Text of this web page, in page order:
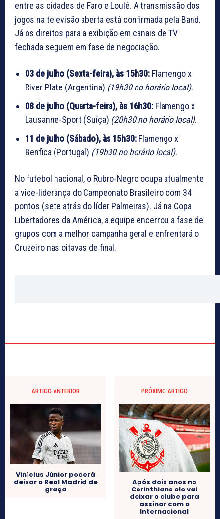
entre as cidades de Faro e Loulé. A transmissão dos
jogos na televisão aberta está confirmada pela Band.
Já os direitos para a exibição em canais de TV
fechada seguem em fase de negociação.
03 de julho (Sexta-feira), às 15h30: Flamengo x
River Plate (Argentina) (19h30 no horário local).
08 de julho (Quarta-feira), às 16h30: Flamengo x
Lausanne-Sport (Suíça) (20h30 no horário local).
11 de julho (Sábado), às 15h30: Flamengo x
Benfica (Portugal) (19h30 no horário local).
No futebol nacional, o Rubro-Negro ocupa atualmente
a vice-liderança do Campeonato Brasileiro com 34
pontos (sete atrás do líder Palmeiras). Já na Copa
Libertadores da América, a equipe encerrou a fase de
grupos com a melhor campanha geral e enfrentará o
Cruzeiro nas oitavas de final.
ARTIGO ANTERIOR
Vinícius Júnior poderá
deixar o Real Madrid de
graça
PRÓXIMO ARTIGO
Após dois anos no
Corinthians ele vai
deixar o clube para
assinar com o
Internacional